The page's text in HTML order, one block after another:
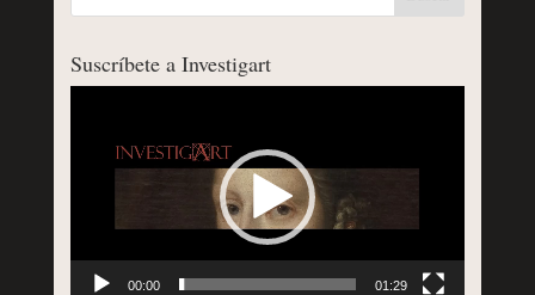
Suscríbete a Investigart
00:00 01:29